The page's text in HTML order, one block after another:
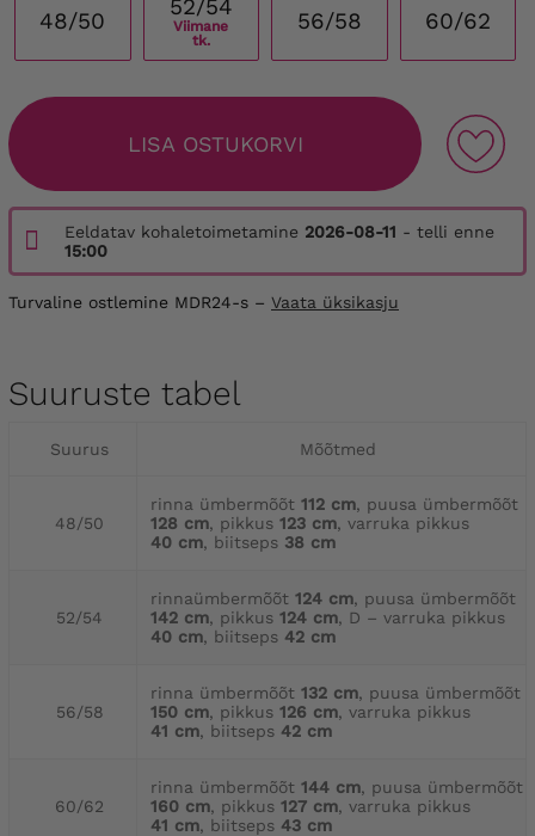
48/50
52/54
Viimane
tk.
56/58 60/62
LISA OSTUKORVI
Eeldatav kohaletoimetamine 2026-08-11 - telli enne
15:00
Turvaline ostlemine MDR24-s – Vaata üksikasju
Suuruste tabel
Suurus Mõõtmed
48/50
rinna ümbermõõt 112 cm, puusa ümbermõõt
128 cm, pikkus 123 cm, varruka pikkus
40 cm, biitseps 38 cm
52/54
rinnaümbermõõt 124 cm, puusa ümbermõõt
142 cm, pikkus 124 cm, D – varruka pikkus
40 cm, biitseps 42 cm
56/58
rinna ümbermõõt 132 cm, puusa ümbermõõt
150 cm, pikkus 126 cm, varruka pikkus
41 cm, biitseps 42 cm
60/62
rinna ümbermõõt 144 cm, puusa ümbermõõt
160 cm, pikkus 127 cm, varruka pikkus
41 cm, biitseps 43 cm